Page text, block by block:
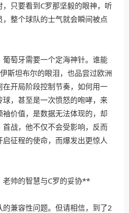
只要看到C罗那坚毅的眼神，听
整个球队的士气就会瞬间被点
萄牙需要一个定海神针。谁能
斯坦布尔的眼泪，也品尝过欧洲
开局阶段控制节奏，如何用一
，甚至是一次愤怒的咆哮，来
价值，是数据无法体现的，却
战，他不仅不会受影响，反而
征程的使命，而爆发出更惊人
老帅的智慧与C罗的妥协**
兼容性问题。但请相信，到了2